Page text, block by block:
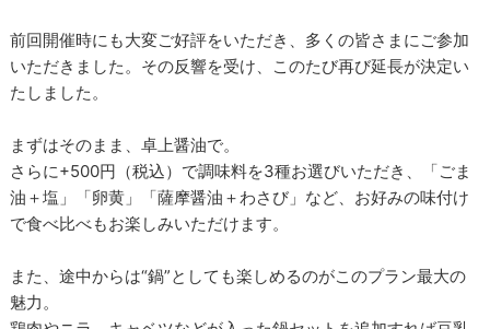
前回開催時にも大変ご好評をいただき、多くの皆さまにご参加
いただきました。その反響を受け、このたび再び延長が決定い
たしました。
まずはそのまま、卓上醤油で。
さらに+500円（税込）で調味料を3種お選びいただき、「ごま
油＋塩」「卵黄」「薩摩醤油＋わさび」など、お好みの味付け
で食べ比べもお楽しみいただけます。
また、途中からは“鍋”としても楽しめるのがこのプラン最大の
魅力。